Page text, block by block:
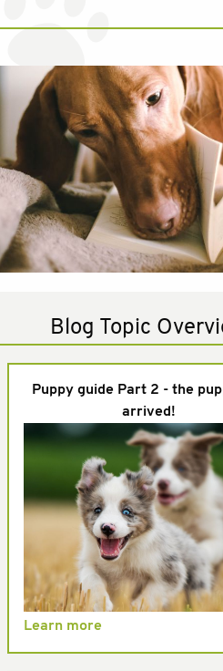
Blog Topic
Puppy guide Part 2 - the
arrived!
Learn more